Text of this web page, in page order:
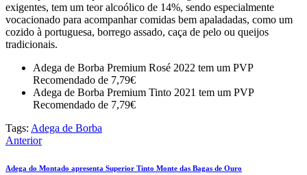
exigentes, tem um teor alcoólico de 14%, sendo especialmente
vocacionado para acompanhar comidas bem apaladadas, como um
cozido à portuguesa, borrego assado, caça de pelo ou queijos
tradicionais.
Adega de Borba Premium Rosé 2022 tem um PVP
Recomendado de 7,79€
Adega de Borba Premium Tinto 2021 tem um PVP
Recomendado de 7,79€
Tags: Adega de Borba
Navegação
de
Anterior
Adega do Montado apresenta Superior Tinto Monte das Bagas de Ouro